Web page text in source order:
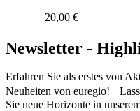
20,00 €
Newsletter -
Erfahren Sie als erstes von
Neuheiten von euregio!
Sie neue Horizonte in